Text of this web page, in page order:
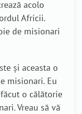
acolo
Africii.
de misionari
și aceasta o
misionari. Eu
o călătorie
Vreau să vă